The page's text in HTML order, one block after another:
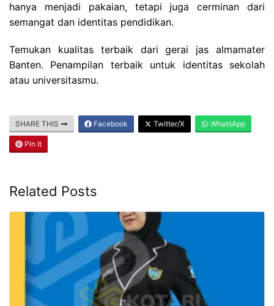
hanya menjadi pakaian, tetapi juga cerminan dari
semangat dan identitas pendidikan.
Temukan kualitas terbaik dari gerai jas almamater
Banten. Penampilan terbaik untuk identitas sekolah
atau universitasmu.
SHARE THIS Facebook Twitter/X WhatsApp
Pin It
Related Posts